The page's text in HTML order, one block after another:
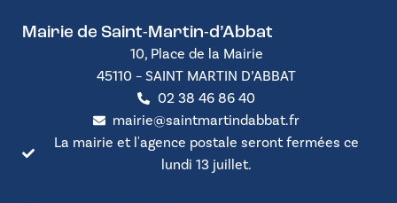
Mairie de Saint-Martin-d’Abbat
10, Place de la Mairie
45110 – SAINT MARTIN D’ABBAT
02 38 46 86 40
mairie@saintmartindabbat.fr
La mairie et l'agence postale seront fermées ce
lundi 13 juillet.